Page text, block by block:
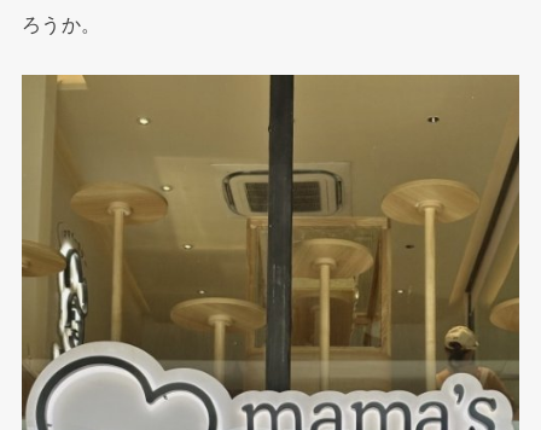
ろうか。